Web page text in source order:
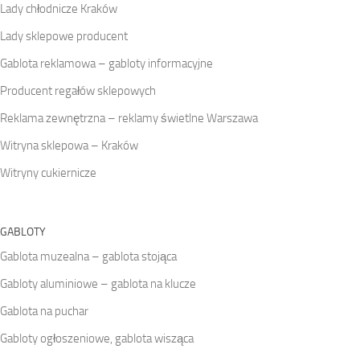
Lady chłodnicze Kraków
Lady sklepowe producent
Gablota reklamowa – gabloty informacyjne
Producent regałów sklepowych
Reklama zewnętrzna – reklamy świetlne Warszawa
Witryna sklepowa – Kraków
Witryny cukiernicze
GABLOTY
Gablota muzealna – gablota stojąca
Gabloty aluminiowe – gablota na klucze
Gablota na puchar
Gabloty ogłoszeniowe, gablota wisząca